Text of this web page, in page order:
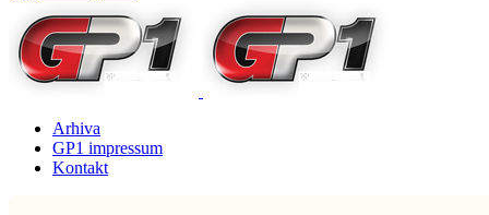
Arhiva
GP1 impressum
Kontakt